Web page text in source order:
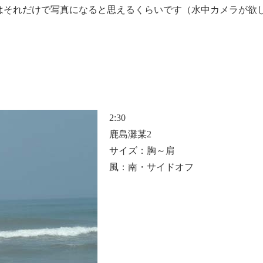
れだけで写真になると思えるくらいです（水中カメラが
2:30
鹿島灘某2
サイズ：胸～肩
風：南・サイドオフ